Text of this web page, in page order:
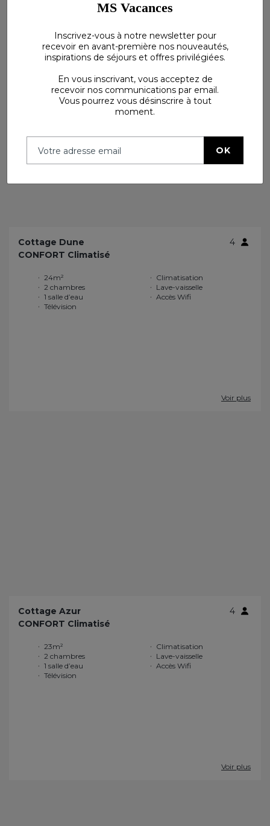
Cottage Dune
4
CONFORT Climatisé
24m²
2 chambres
1 salle d’eau
Télévision
Climatisation
Lave-vaisselle
Accès Wifi
Voir plus
Cottage Azur
4
CONFORT Climatisé
23m²
2 chambres
1 salle d’eau
Télévision
Climatisation
Lave-vaisselle
Accès Wifi
Voir plus
MS Vacances
Inscrivez-vous à notre newsletter pour
recevoir en avant-première nos nouveautés,
inspirations de séjours et offres privilégiées.
En vous inscrivant, vous acceptez de
recevoir nos communications par email.
Vous pourrez vous désinscrire à tout
moment.
OK